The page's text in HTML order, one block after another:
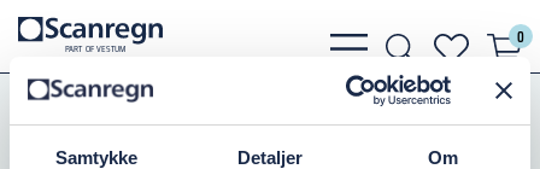
Samtykke Detaljer Om
PARTOF VESTUM
bars
light
search
light
heart 0
Koblinger Slutprop